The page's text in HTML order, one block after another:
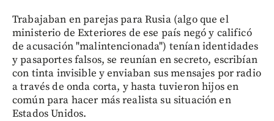
Trabajaban en parejas para Rusia (algo que el
ministerio de Exteriores de ese país negó y calificó
de acusación "malintencionada") tenían identidades
y pasaportes falsos, se reunían en secreto, escribían
con tinta invisible y enviaban sus mensajes por radio
a través de onda corta, y hasta tuvieron hijos en
común para hacer más realista su situación en
Estados Unidos.